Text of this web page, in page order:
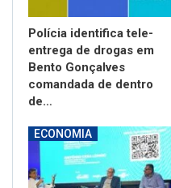
Polícia identifica tele-
entrega de drogas em
Bento Gonçalves
comandada de dentro
de…
ECONOMIA